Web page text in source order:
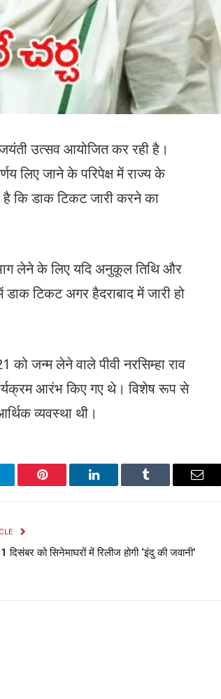
जयंती उत्सव आयोजित कर रही है।
लिए जाने के परिपेक्ष में राज्य के
कि डाक टिकट जारी करने का
लेने के लिए यदि अनुकूल तिथि और
डाक टिकट अगर हैदराबाद में जारी हो
जन्म लेने वाले पीवी नरसिम्हा राव
आरंभ किए गए थे। विशेष रूप से
व्यवस्था थी।
Pinterest LinkedIn Tumblr
दिसंबर को सिनेमाघरों में रिलीज होगी ‘इंदु की जवानी’